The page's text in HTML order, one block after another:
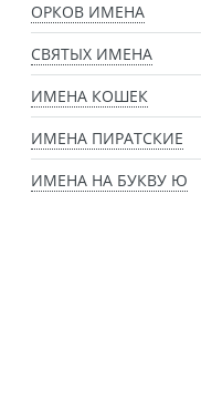
ОРКОВ ИМЕНА
СВЯТЫХ ИМЕНА
ИМЕНА КОШЕК
ИМЕНА ПИРАТСКИЕ
ИМЕНА НА БУКВУ Ю